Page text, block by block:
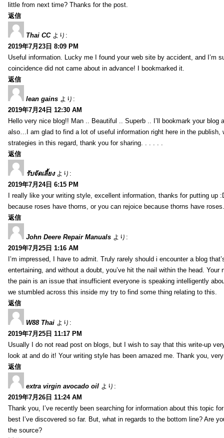
little from next time? Thanks for the post.
返信
Thai CC より:
2019年7月23日 8:09 PM
Useful information. Lucky me I found your web site by accident, and I’m
coincidence did not came about in advance! I bookmarked it.
返信
lean gains より:
2019年7月24日 12:30 AM
Hello very nice blog!! Man .. Beautiful .. Superb .. I’ll bookmark your blog
also…I am glad to find a lot of useful information right here in the publish,
strategies in this regard, thank you for sharing. . . . . .
返信
รับจัดเลี้ยง より:
2019年7月24日 6:15 PM
I really like your writing style, excellent information, thanks for putting up
because roses have thorns, or you can rejoice because thorns have
返信
John Deere Repair Manuals より:
2019年7月25日 1:16 AM
I’m impressed, I have to admit. Truly rarely should i encounter a blog
entertaining, and without a doubt, you’ve hit the nail within the head. Your
the pain is an issue that insufficient everyone is speaking intelligently
we stumbled across this inside my try to find some thing relating to this.
返信
W88 Thai より:
2019年7月25日 11:17 PM
Usually I do not read post on blogs, but I wish to say that this write-up
look at and do it! Your writing style has been amazed me. Thank you,
返信
extra virgin avocado oil より:
2019年7月26日 11:24 AM
Thank you, I’ve recently been searching for information about this topic
best I’ve discovered so far. But, what in regards to the bottom line? Are
the source?